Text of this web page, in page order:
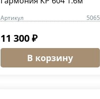
Артикул 5065
11 300 ₽
В корзину